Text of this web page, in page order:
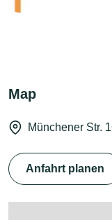
Map
Münchener Str.
Anfahrt planen